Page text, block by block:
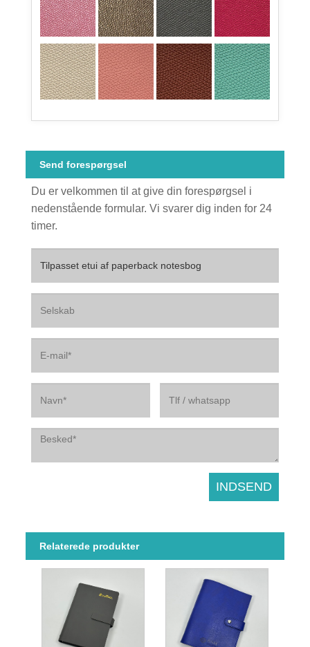
Send forespørgsel
Du er velkommen til at give din forespørgsel i
nedenstående formular. Vi svarer dig inden for 24
timer.
Relaterede produkter